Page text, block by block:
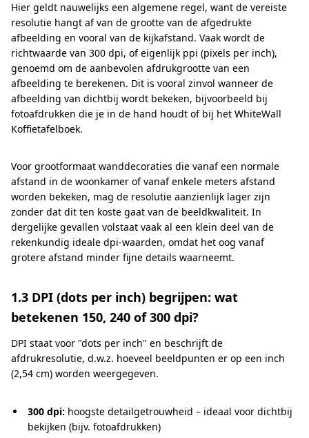
Hier geldt nauwelijks een algemene regel, want de vereiste
resolutie hangt af van de grootte van de afgedrukte
afbeelding en vooral van de kijkafstand. Vaak wordt de
richtwaarde van 300 dpi, of eigenlijk ppi (pixels per inch),
genoemd om de aanbevolen afdrukgrootte van een
afbeelding te berekenen. Dit is vooral zinvol wanneer de
afbeelding van dichtbij wordt bekeken, bijvoorbeeld bij
fotoafdrukken die je in de hand houdt of bij het WhiteWall
Koffietafelboek.
Voor grootformaat wanddecoraties die vanaf een normale
afstand in de woonkamer of vanaf enkele meters afstand
worden bekeken, mag de resolutie aanzienlijk lager zijn
zonder dat dit ten koste gaat van de beeldkwaliteit. In
dergelijke gevallen volstaat vaak al een klein deel van de
rekenkundig ideale dpi-waarden, omdat het oog vanaf
grotere afstand minder fijne details waarneemt.
1.3 DPI (dots per inch) begrijpen: wat
betekenen 150, 240 of 300 dpi?
DPI staat voor "dots per inch" en beschrijft de
afdrukresolutie, d.w.z. hoeveel beeldpunten er op een inch
(2,54 cm) worden weergegeven.
300 dpi: hoogste detailgetrouwheid – ideaal voor dichtbij
bekijken (bijv. fotoafdrukken)